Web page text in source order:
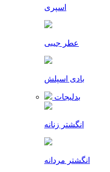
اسپری
عطر جیبی
بادی اسپلش
بدلیجات
انگشتر زنانه
انگشتر مردانه